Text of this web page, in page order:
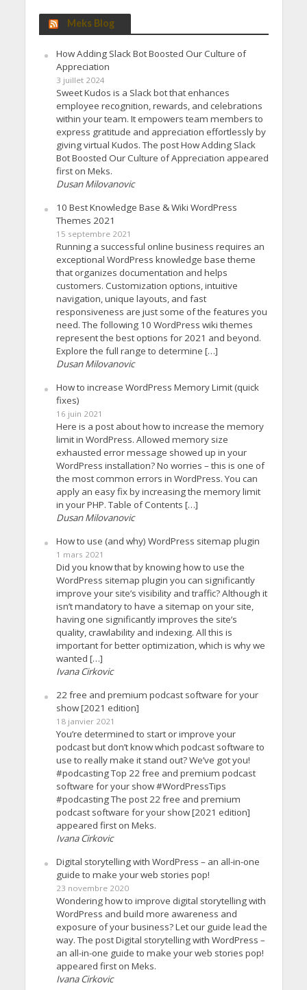
Meks Blog
How Adding Slack Bot Boosted Our Culture of
Appreciation
3 juillet 2024
Sweet Kudos is a Slack bot that enhances
employee recognition, rewards, and celebrations
within your team. It empowers team members to
express gratitude and appreciation effortlessly by
giving virtual Kudos. The post How Adding Slack
Bot Boosted Our Culture of Appreciation appeared
first on Meks.
Dusan Milovanovic
10 Best Knowledge Base & Wiki WordPress
Themes 2021
15 septembre 2021
Running a successful online business requires an
exceptional WordPress knowledge base theme
that organizes documentation and helps
customers. Customization options, intuitive
navigation, unique layouts, and fast
responsiveness are just some of the features you
need. The following 10 WordPress wiki themes
represent the best options for 2021 and beyond.
Explore the full range to determine […]
Dusan Milovanovic
How to increase WordPress Memory Limit (quick
fixes)
16 juin 2021
Here is a post about how to increase the memory
limit in WordPress. Allowed memory size
exhausted error message showed up in your
WordPress installation? No worries – this is one of
the most common errors in WordPress. You can
apply an easy fix by increasing the memory limit
in your PHP. Table of Contents […]
Dusan Milovanovic
How to use (and why) WordPress sitemap plugin
1 mars 2021
Did you know that by knowing how to use the
WordPress sitemap plugin you can significantly
improve your site’s visibility and traffic? Although it
isn’t mandatory to have a sitemap on your site,
having one significantly improves the site’s
quality, crawlability and indexing. All this is
important for better optimization, which is why we
wanted […]
Ivana Cirkovic
22 free and premium podcast software for your
show [2021 edition]
18 janvier 2021
You’re determined to start or improve your
podcast but don’t know which podcast software to
use to really make it stand out? We’ve got you!
#podcasting Top 22 free and premium podcast
software for your show #WordPressTips
#podcasting The post 22 free and premium
podcast software for your show [2021 edition]
appeared first on Meks.
Ivana Cirkovic
Digital storytelling with WordPress – an all-in-one
guide to make your web stories pop!
23 novembre 2020
Wondering how to improve digital storytelling with
WordPress and build more awareness and
exposure of your business? Let our guide lead the
way. The post Digital storytelling with WordPress –
an all-in-one guide to make your web stories pop!
appeared first on Meks.
Ivana Cirkovic